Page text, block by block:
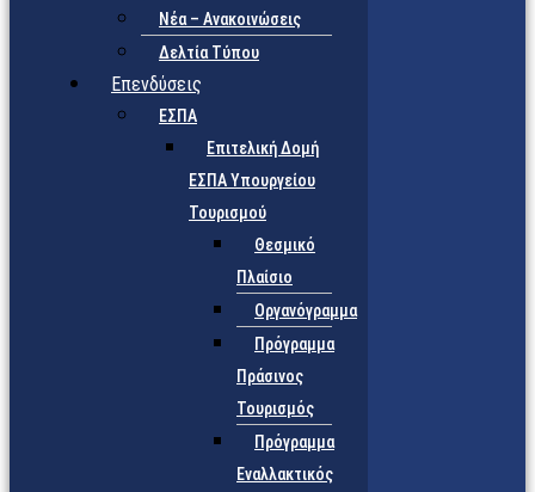
Νέα – Ανακοινώσεις
Δελτία Τύπου
Επενδύσεις
ΕΣΠΑ
Επιτελική Δομή
ΕΣΠΑ Υπουργείου
Τουρισμού
Θεσμικό
Πλαίσιο
Οργανόγραμμα
Πρόγραμμα
Πράσινος
Τουρισμός
Πρόγραμμα
Εναλλακτικός